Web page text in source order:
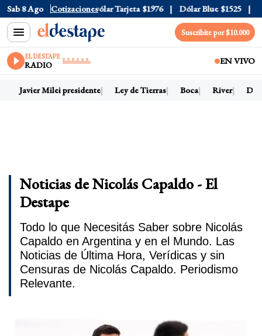
Sab 8 Ago Cotizaciones
Oficial $1520 Dólar Tarjeta $1976 Dólar Blue $1525
Suscribite por $10.000
EL DESTAPE
RADIO EN VIVO
Javier Milei presidente Ley de Tierras Boca River
Noticias de Nicolás Capaldo - El
Destape
Todo lo que Necesitás Saber sobre Nicolás
Capaldo en Argentina y en el Mundo. Las
Noticias de Última Hora, Verídicas y sin
Censuras de Nicolás Capaldo. Periodismo
Relevante.